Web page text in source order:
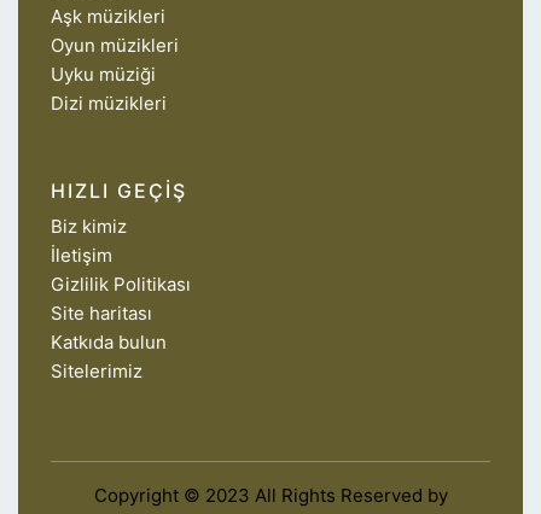
Aşk müzikleri
Oyun müzikleri
Uyku müziği
Dizi müzikleri
HIZLI GEÇIŞ
Biz kimiz
İletişim
Gizlilik Politikası
Site haritası
Katkıda bulun
Sitelerimiz
Copyright © 2023 All Rights Reserved by